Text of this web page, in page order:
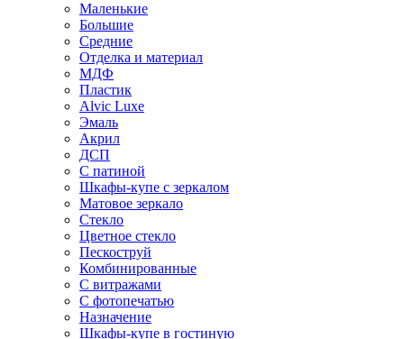
Маленькие
Большие
Средние
Отделка и материал
МДФ
Пластик
Alvic Luxe
Эмаль
Акрил
ДСП
С патиной
Шкафы-купе с зеркалом
Матовое зеркало
Стекло
Цветное стекло
Пескоструй
Комбинированные
С витражами
С фотопечатью
Назначение
Шкафы-купе в гостиную